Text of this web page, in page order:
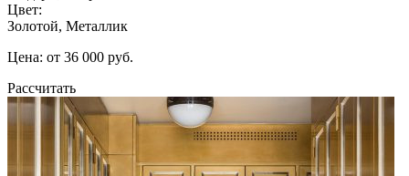
Цвет:
Золотой, Металлик
Цена: от 36 000 руб.
Рассчитать